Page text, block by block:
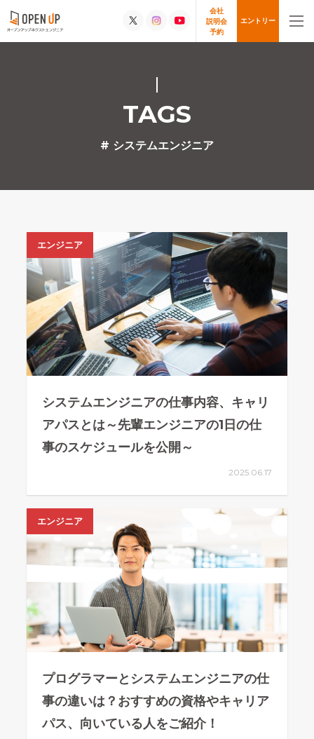
会社
説明会
予約
エントリー
TAGS
# システムエンジニア
エンジニア
システムエンジニアの仕事内容、キャリ
アパスとは～先輩エンジニアの1日の仕
事のスケジュールを公開～
2025.06.17
エンジニア
プログラマーとシステムエンジニアの仕
事の違いは？おすすめの資格やキャリア
パス、向いている人をご紹介！